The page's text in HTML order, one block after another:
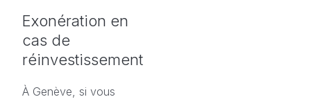
Exonération en
cas de
réinvestissement
À Genève, si vous